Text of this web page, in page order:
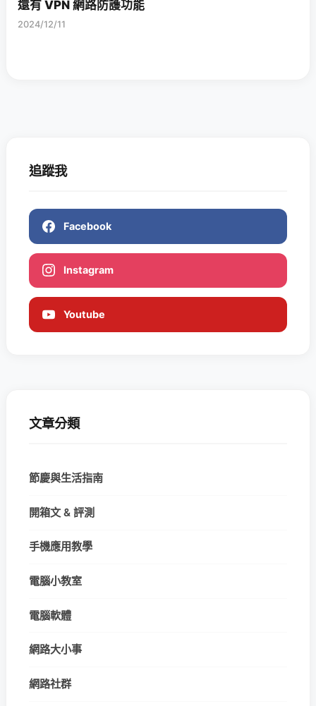
還有 VPN 網路防護功能
2024/12/11
追蹤我
Facebook
Instagram
Youtube
文章分類
節慶與生活指南
開箱文 & 評測
手機應用教學
電腦小教室
電腦軟體
網路大小事
網路社群